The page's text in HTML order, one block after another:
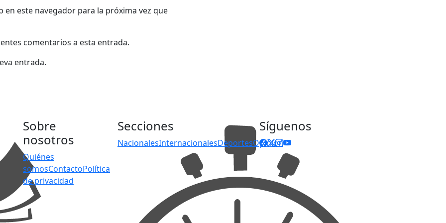
este navegador para la próxima vez que
comentarios a esta entrada.
entrada.
Sobre
nosotros
Quiénes
somosContactoPolítica
de privacidad
Secciones
NacionalesInternacionalesDeportesOpinión
Síguenos